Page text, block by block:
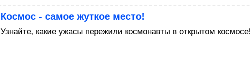
Космос - самое жуткое место!
Узнайте, какие ужасы пережили космонавты в открытом